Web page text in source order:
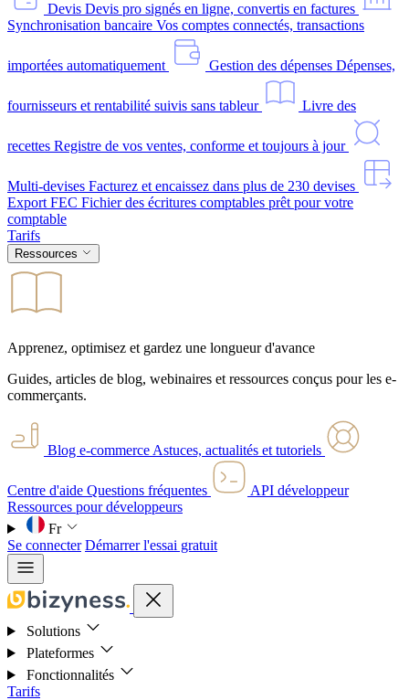
Devis Devis pro signés en ligne, convertis en factures
Synchronisation bancaire Vos comptes connectés, transactions
importées automatiquement Gestion des dépenses Dépenses,
fournisseurs et rentabilité suivis sans tableur Livre des
recettes Registre de vos ventes, conforme et toujours à jour
Multi-devises Facturez et encaissez dans plus de 230 devises
Export FEC Fichier des écritures comptables prêt pour votre
comptable
Tarifs
Ressources
Apprenez, optimisez et gardez une longueur d'avance
Guides, articles de blog, webinaires et ressources conçus pour les e-
commerçants.
Blog e-commerce Astuces, actualités et tutoriels
Centre d'aide Questions fréquentes
API développeur
Ressources pour développeurs
Fr
Se connecter Démarrer l'essai gratuit
Solutions
Plateformes
Fonctionnalités
Tarifs